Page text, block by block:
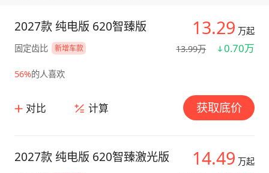
13.29 万起
13.99万
0.70万
2027款 纯电版 620智臻版
固定齿比 新增车款
56%的人喜欢
对比 计算 获取底价
14.49 万起
2027款 纯电版 620智臻激光版